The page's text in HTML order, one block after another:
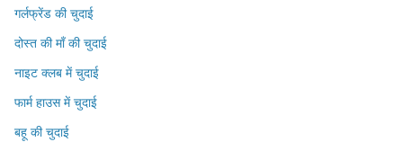
गर्लफ्रेंड की चुदाई
दोस्त की माँ की चुदाई
नाइट क्लब में चुदाई
फार्म हाउस में चुदाई
बहू की चुदाई